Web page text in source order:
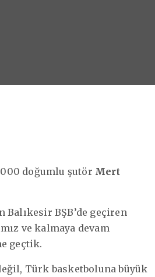
doğumlu şutör Mert
BŞB’de geçiren
ve kalmaya devam
geçtik.
Türk basketboluna büyük